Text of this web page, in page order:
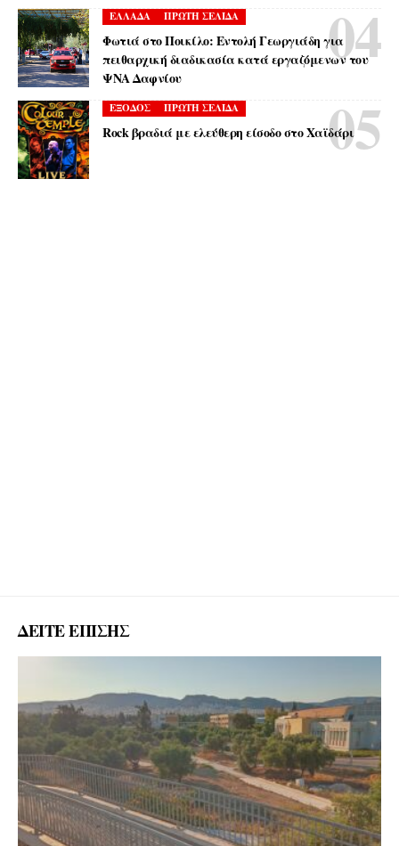
ΕΛΛΑΔΑ ΠΡΩΤΗ ΣΕΛΙΔΑ
Φωτιά στο Ποικίλο: Εντολή Γεωργιάδη για
πειθαρχική διαδικασία κατά εργαζόμενων του
ΨΝΑ Δαφνίου
ΕΞΟΔΟΣ ΠΡΩΤΗ ΣΕΛΙΔΑ
Rock βραδιά με ελεύθερη είσοδο στο Χαϊδάρι
ΔΕΙΤΕ ΕΠΙΣΗΣ